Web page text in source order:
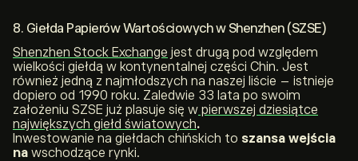
8. Giełda Papierów Wartościowych w Shenzhen (SZSE)
Shenzhen Stock Exchange jest drugą pod względem
wielkości giełdą w kontynentalnej części Chin. Jest
również jedną z najmłodszych na naszej liście – istnieje
dopiero od 1990 roku. Zaledwie 33 lata po swoim
założeniu SZSE już plasuje się w pierwszej dziesiątce
największych giełd światowych.
Inwestowanie na giełdach chińskich to szansa wejścia
na wschodzące rynki.